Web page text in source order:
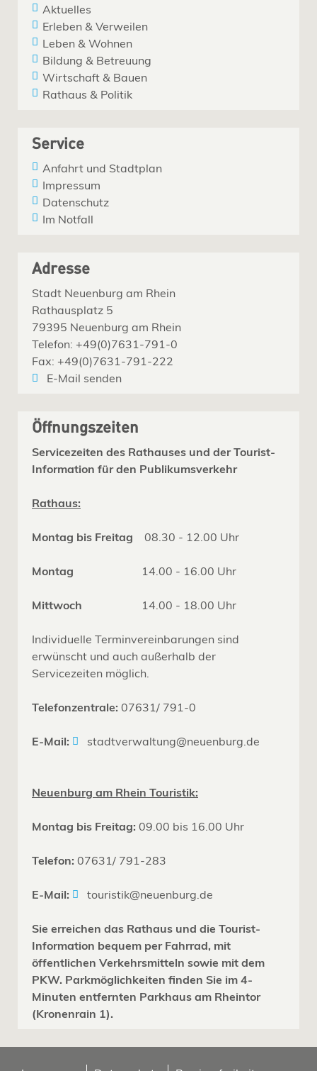
Aktuelles
Erleben & Verweilen
Leben & Wohnen
Bildung & Betreuung
Wirtschaft & Bauen
Rathaus & Politik
Service
Anfahrt und Stadtplan
Impressum
Datenschutz
Im Notfall
Adresse
Stadt Neuenburg am Rhein
Rathausplatz 5
79395 Neuenburg am Rhein
Telefon: +49(0)7631-791-0
Fax: +49(0)7631-791-222
E-Mail senden
Öffnungszeiten
Servicezeiten des Rathauses und der Tourist-
Information für den Publikumsverkehr
Rathaus:
Montag bis Freitag 08.30 - 12.00 Uhr
Montag 14.00 - 16.00 Uhr
Mittwoch 14.00 - 18.00 Uhr
Individuelle Terminvereinbarungen sind
erwünscht und auch außerhalb der
Servicezeiten möglich.
Telefonzentrale: 07631/ 791-0
E-Mail: stadtverwaltung@neuenburg.de
Neuenburg am Rhein Touristik:
Montag bis Freitag: 09.00 bis 16.00 Uhr
Telefon: 07631/ 791-283
E-Mail: touristik@neuenburg.de
Sie erreichen das Rathaus und die Tourist-
Information bequem per Fahrrad, mit
öffentlichen Verkehrsmitteln sowie mit dem
PKW. Parkmöglichkeiten finden Sie im 4-
Minuten entfernten Parkhaus am Rheintor
(Kronenrain 1).